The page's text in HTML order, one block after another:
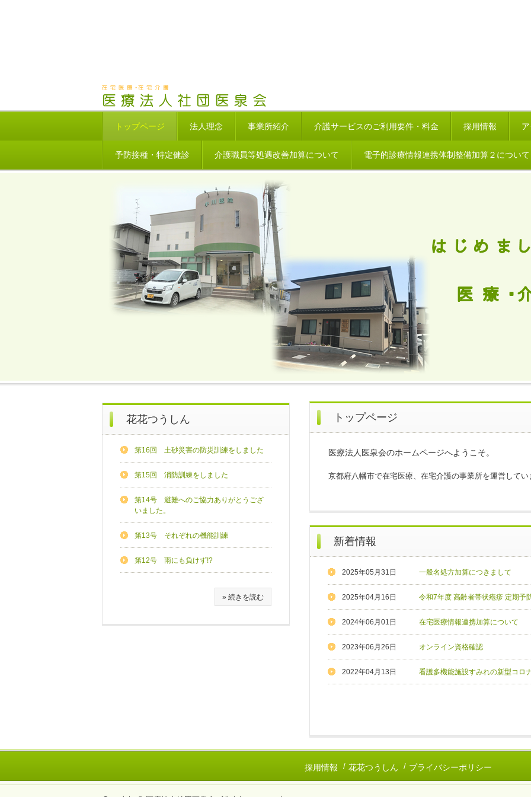
トップページ 法人理念 事業所紹介 介護サービスのご利用要件・料金 採用情報
予防接種・特定健診 介護職員等処遇改善加算について 電子的診療情報連携体制整備加算２について
トップページ
医療法人医泉会のホームページへようこそ。
京都府八幡市で在宅医療、在宅介護の事業所を運営してい
新着情報
2025年05月31日 一般名処方加算につきまして
2025年04月16日 令和7年度 高齢者帯状疱疹 定期予
2024年06月01日 在宅医療情報連携加算について
2023年06月26日 オンライン資格確認
2022年04月13日 看護多機能施設すみれの新型コロ
花花つうしん
第16回 土砂災害の防災訓練をしました
第15回 消防訓練をしました
第14号 避難へのご協力ありがとうござ
いました。
第13号 それぞれの機能訓練
第12号 雨にも負けず!?
» 続きを読む
採用情報 花花つうしん プライバシーポリシー